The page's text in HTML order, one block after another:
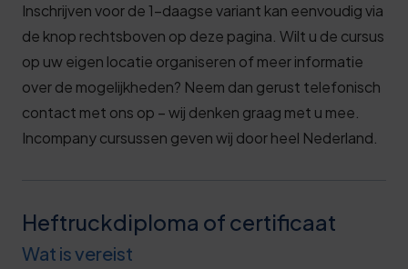
Inschrijven voor de 1-daagse variant kan eenvoudig via
de knop rechtsboven op deze pagina. Wilt u de cursus
op uw eigen locatie organiseren of meer informatie
over de mogelijkheden? Neem dan gerust telefonisch
contact met ons op – wij denken graag met u mee.
Incompany cursussen geven wij door heel Nederland.
Heftruckdiploma of certificaat
Wat is vereist